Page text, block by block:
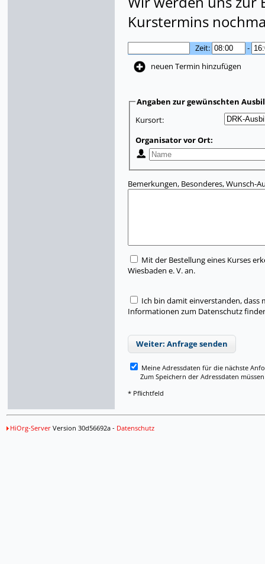
Kurstermins
Zeit:
-
neuen Termin hinzufügen
Angaben zur gewünschten
Kursort:
Organisator vor Ort:
Bemerkungen, Besonderes, Wunsch-
Mit der Bestellung eines Kurses
Wiesbaden e. V. an.
Ich bin damit einverstanden, dass
Informationen zum Datenschutz
Weiter: Anfrage senden
Meine Adressdaten für die nächste
Zum Speichern der Adressdaten müssen
* Pflichtfeld
HiOrg-ServerVersion 30d56692a - Datenschutz